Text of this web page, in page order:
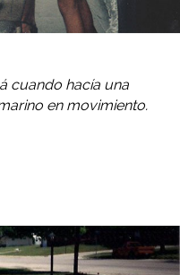
cuando hacía una
en movimiento.